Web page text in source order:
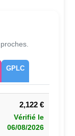
GPLC
2,122 €
Vérifié le
06/08/2026